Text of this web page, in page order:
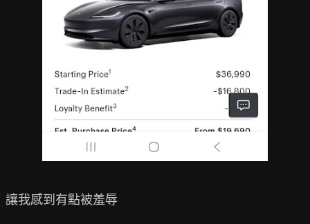
讓我感到有點被羞辱